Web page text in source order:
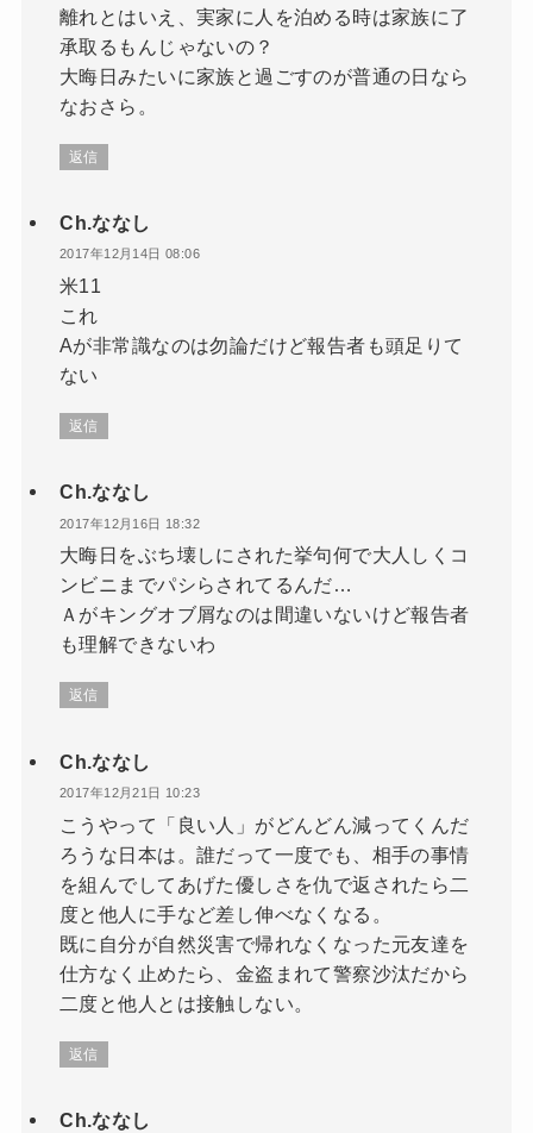
離れとはいえ、実家に人を泊める時は家族に了
承取るもんじゃないの？
大晦日みたいに家族と過ごすのが普通の日なら
なおさら。
返信
Ch.ななし
2017年12月14日 08:06
米11
これ
Aが非常識なのは勿論だけど報告者も頭足りて
ない
返信
Ch.ななし
2017年12月16日 18:32
大晦日をぶち壊しにされた挙句何で大人しくコ
ンビニまでパシらされてるんだ…
Ａがキングオブ屑なのは間違いないけど報告者
も理解できないわ
返信
Ch.ななし
2017年12月21日 10:23
こうやって「良い人」がどんどん減ってくんだ
ろうな日本は。誰だって一度でも、相手の事情
を組んでしてあげた優しさを仇で返されたら二
度と他人に手など差し伸べなくなる。
既に自分が自然災害で帰れなくなった元友達を
仕方なく止めたら、金盗まれて警察沙汰だから
二度と他人とは接触しない。
返信
Ch.ななし